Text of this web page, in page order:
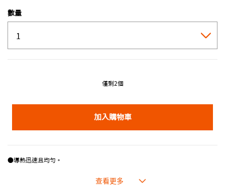
數量
僅剩2個
加入購物車
●導熱迅速且均勻。
●琺瑯容易清潔，色澤外型美觀亮麗。